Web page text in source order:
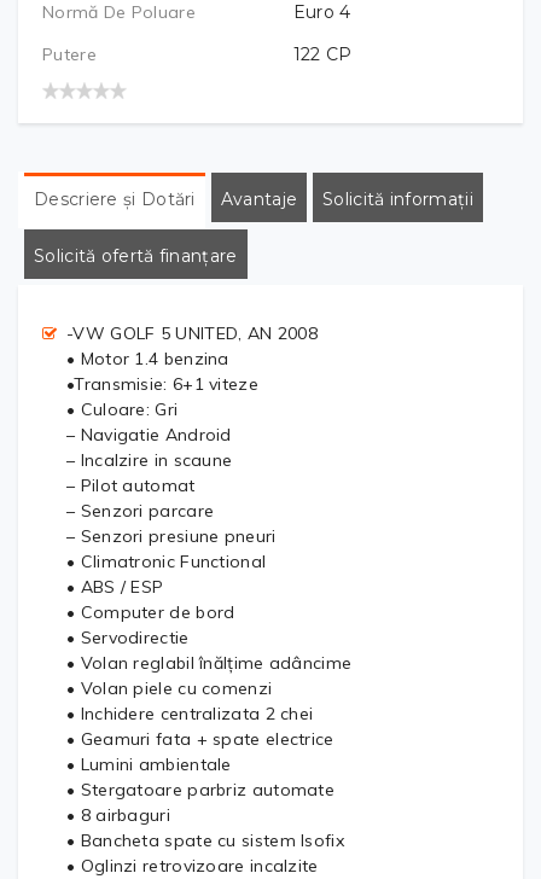
Normă De Poluare
Euro 4
Putere
122 CP
Descriere și Dotări Avantaje Solicită informații
Solicită ofertă finanțare
-VW GOLF 5 UNITED, AN 2008
• Motor 1.4 benzina
•Transmisie: 6+1 viteze
• Culoare: Gri
– Navigatie Android
– Incalzire in scaune
– Pilot automat
– Senzori parcare
– Senzori presiune pneuri
• Climatronic Functional
• ABS / ESP
• Computer de bord
• Servodirectie
• Volan reglabil înălțime adâncime
• Volan piele cu comenzi
• Inchidere centralizata 2 chei
• Geamuri fata + spate electrice
• Lumini ambientale
• Stergatoare parbriz automate
• 8 airbaguri
• Bancheta spate cu sistem Isofix
• Oglinzi retrovizoare incalzite